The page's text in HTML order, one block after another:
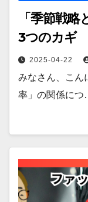
「季節戦
3つのカギ
2025-04-22
みなさん、こん
率」の関係に